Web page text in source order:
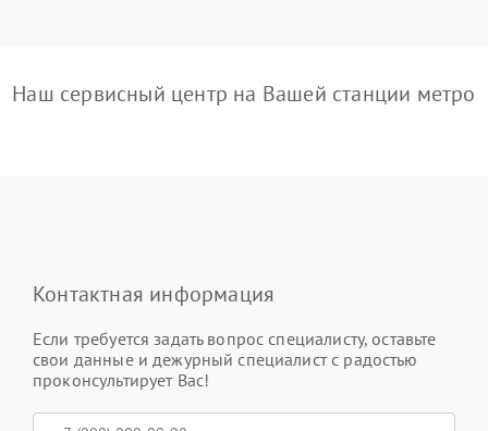
Наш сервисный центр на Вашей станции метро
Контактная информация
Если требуется задать вопрос специалисту, оставьте
свои данные и дежурный специалист с радостью
проконсультирует Вас!